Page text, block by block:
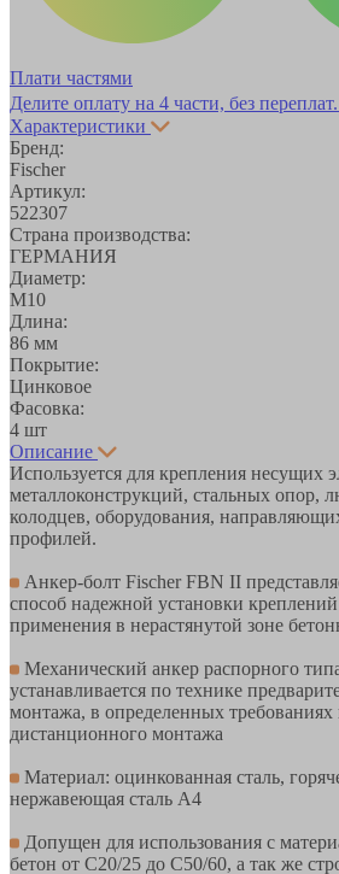
Плати частями
Делите оплату на 4 части, без переплат.
Характеристики
Бренд:
Fischer
Артикул:
522307
Страна производства:
ГЕРМАНИЯ
Диаметр:
М10
Длина:
86 мм
Покрытие:
Цинковое
Фасовка:
4 шт
Описание
Используется для крепления несущих
металлоконструкций, стальных опор,
колодцев, оборудования,
профилей.
Анкер-болт Fischer FBN II
способ надежной установки
применения в нерастянутой зоне
Механический анкер распорного
устанавливается по технике
монтажа, в определенных требованиях
дистанционного монтажа
Материал: оцинкованная сталь,
нержавеющая сталь A4
Допущен для использования с
бетон от C20/25 до C50/60, а так же